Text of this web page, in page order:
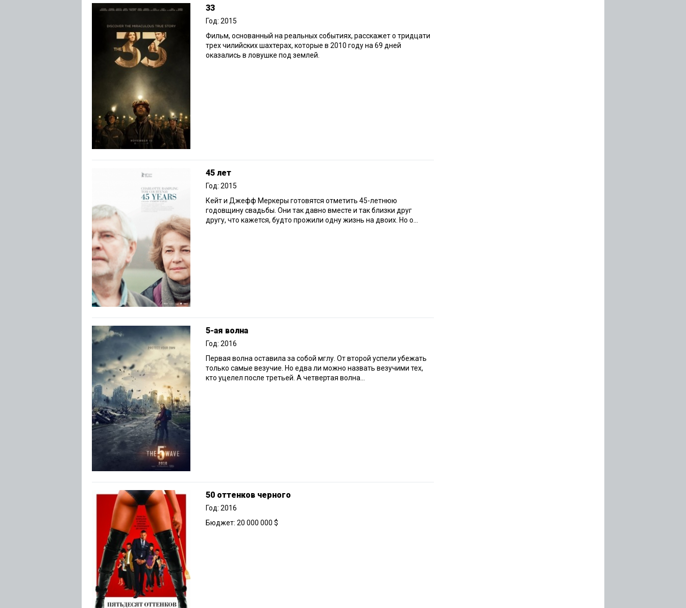
33
Год: 2015
Фильм, основанный на реальных событиях, расскажет о тридцати
трех чилийских шахтерах, которые в 2010 году на 69 дней
оказались в ловушке под землей.
45 лет
Год: 2015
Кейт и Джефф Меркеры готовятся отметить 45-летнюю
годовщину свадьбы. Они так давно вместе и так близки друг
другу, что кажется, будто прожили одну жизнь на двоих. Но о...
5-ая волна
Год: 2016
Первая волна оставила за собой мглу. От второй успели убежать
только самые везучие. Но едва ли можно назвать везучими тех,
кто уцелел после третьей. А четвертая волна...
50 оттенков черного
Год: 2016
Бюджет: 20 000 000 $